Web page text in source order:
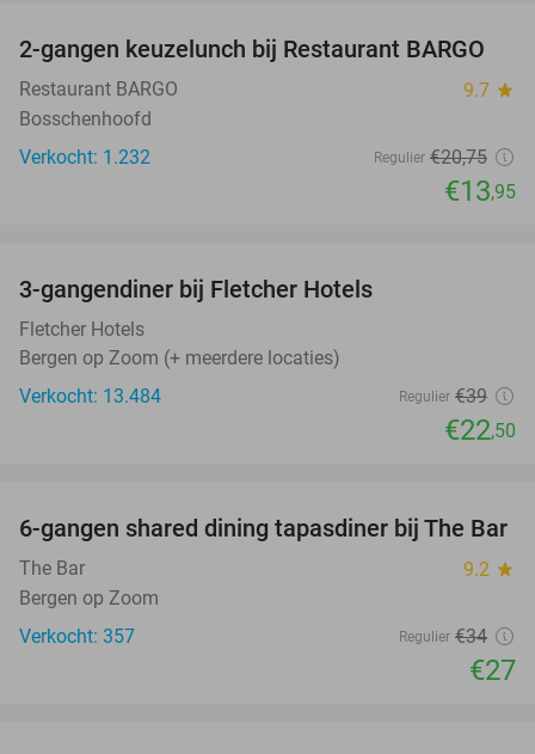
33%
2-gangen keuzelunch bij Restaurant BARGO
Restaurant BARGO 9.7 star
Bosschenhoofd
Verkocht: 1.232
Regulier €20,75
€13,95
3-gangendiner bij Fletcher Hotels
Fletcher Hotels
Bergen op Zoom (+ meerdere locaties)
Verkocht: 13.484
Regulier €39
€22,50
21%
6-gangen shared dining tapasdiner bij The Bar
The Bar 9.2 star
Bergen op Zoom
Verkocht: 357
Regulier €34
€27